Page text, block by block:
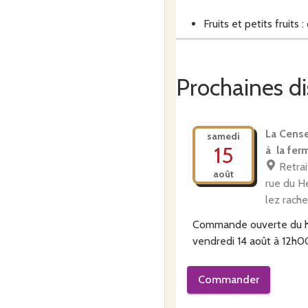
Fruits et petits fruits :
Produits transformés
Oeufs
Un des objectifs
des pratiques
Nous sommes certifiés
Prochaines
samedi
15
août
La
à la
rue du
lez
Commande ouverte du
vendredi 14 août à
Commander